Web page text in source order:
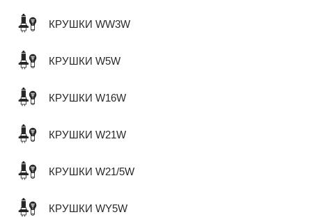
КРУШКИ WW3W
КРУШКИ W5W
КРУШКИ W16W
КРУШКИ W21W
КРУШКИ W21/5W
КРУШКИ WY5W